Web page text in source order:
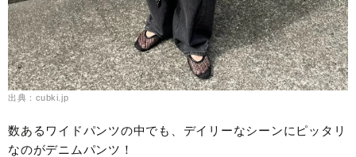
出典：cubki.jp
数あるワイドパンツの中でも、デイリーなシーンにピッタリ
なのがデニムパンツ！